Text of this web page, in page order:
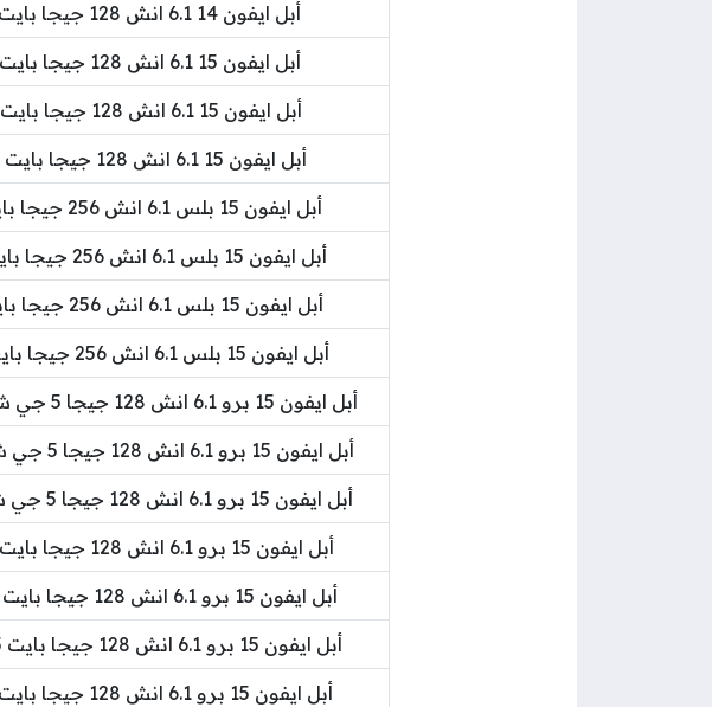
أبل ايفون 14 6.1 انش 128 جيجا بايت 5 جي بنفسجي
أبل ايفون 15 6.1 انش 128 جيجا بايت 5 جي بلاك بيور
أبل ايفون 15 6.1 انش 128 جيجا بايت 5 جي أزرق بيور
أبل ايفون 15 6.1 انش 128 جيجا بايت 5 جي أخضر بيور
أبل ايفون 15 بلس 6.1 انش 256 جيجا بايت 5 جي بلاك بيور
أبل ايفون 15 بلس 6.1 انش 256 جيجا بايت 5 جي أصفر بيور
أبل ايفون 15 بلس 6.1 انش 256 جيجا بايت 5 جي أزرق بيور
أبل ايفون 15 بلس 6.1 انش 256 جيجا بايت 5 جي أخضر بيور
أبل ايفون 15 برو 6.1 انش 128 جيجا 5 جي شريحتين تيتانيوم أبيض
أبل ايفون 15 برو 6.1 انش 128 جيجا 5 جي شريحتين أسود تيتانيوم
أبل ايفون 15 برو 6.1 انش 128 جيجا 5 جي شريحتين أزرق تيتانيوم
أبل ايفون 15 برو 6.1 انش 128 جيجا بايت 5 جي أسود تيتانيوم
أبل ايفون 15 برو 6.1 انش 128 جيجا بايت 5 جي أبيض تيتانيوم
أبل ايفون 15 برو 6.1 انش 128 جيجا بايت 5 جي تيتانيوم طبيعي
أبل ايفون 15 برو 6.1 انش 128 جيجا بايت 5 جي أزرق تيتانيوم